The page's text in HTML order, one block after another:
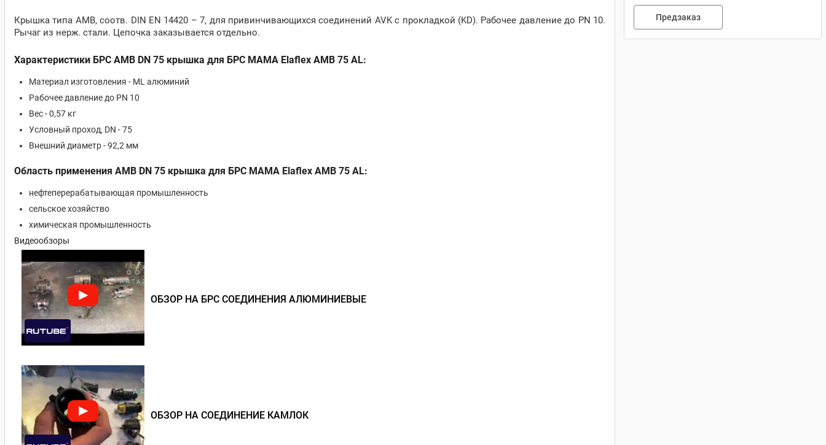
Крышка типа AMB, соотв. DIN EN 14420 – 7, для привинчивающихся соединений AVK с прокладкой (KD). Рабочее давление до PN 10.
Рычаг из нерж. стали. Цепочка заказывается отдельно.
Характеристики БРС AMB DN 75 крышка для БРС МАМА Elaflex AMB 75 AL:
Материал изготовления - ML алюминий
Рабочее давление до PN 10
Вес - 0,57 кг
Условный проход, DN - 75
Внешний диаметр - 92,2 мм
Область применения AMB DN 75 крышка для БРС МАМА Elaflex AMB 75 AL:
нефтеперерабатывающая промышленность
сельское хозяйство
химическая промышленность
Видеообзоры
ОБЗОР НА БРС СОЕДИНЕНИЯ АЛЮМИНИЕВЫЕ
ОБЗОР НА СОЕДИНЕНИЕ КАМЛОК
Предзаказ